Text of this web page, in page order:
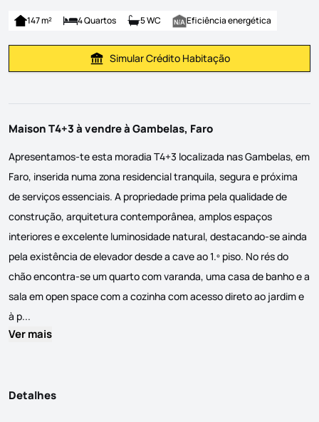
147 m² 4 Quartos 5 WC Eficiência energética
Simular Prestação
Simular Crédito Habitação
Maison T4+3 à vendre à Gambelas, Faro
Apresentamos-te esta moradia T4+3 localizada nas Gambelas, em
Faro, inserida numa zona residencial tranquila, segura e próxima
de serviços essenciais. A propriedade prima pela qualidade de
construção, arquitetura contemporânea, amplos espaços
interiores e excelente luminosidade natural, destacando-se ainda
pela existência de elevador desde a cave ao 1.º piso. No rés do
chão encontra-se um quarto com varanda, uma casa de banho e a
sala em open space com a cozinha com acesso direto ao jardim e
à p...
Ver mais
Detalhes